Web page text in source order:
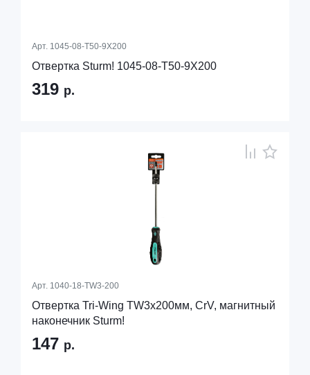
Арт. 1045-08-T50-9X200
Отвертка Sturm! 1045-08-T50-9X200
319 р.
Арт. 1040-18-TW3-200
Отвертка Tri-Wing TW3x200мм, CrV, магнитный
наконечник Sturm!
147 р.